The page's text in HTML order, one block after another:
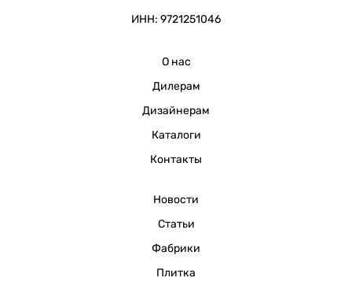
ИНН: 9721251046
О нас
Дилерам
Дизайнерам
Каталоги
Контакты
Новости
Статьи
Фабрики
Плитка